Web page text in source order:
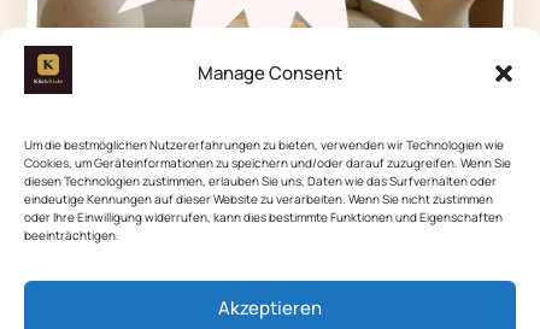
Manage Consent
Um die bestmöglichen Nutzererfahrungen zu bieten, verwenden wir Technologien wie
Cookies, um Geräteinformationen zu speichern und/oder darauf zuzugreifen. Wenn Sie
diesen Technologien zustimmen, erlauben Sie uns, Daten wie das Surfverhalten oder
eindeutige Kennungen auf dieser Website zu verarbeiten. Wenn Sie nicht zustimmen
oder Ihre Einwilligung widerrufen, kann dies bestimmte Funktionen und Eigenschaften
beeinträchtigen.
Akzeptieren